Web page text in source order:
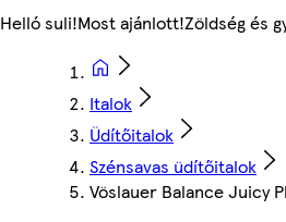
Helló suli!Most ajánlott!Zöldség és
Italok
Üdítőitalok
Szénsavas üdítőitalok
Vöslauer Balance Juicy